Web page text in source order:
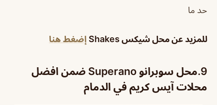
حد ما
للمزيد عن محل شيكس Shakes إضغط هنا
9.
محل سوبرانو Superano ضمن افضل
محلات آيس كريم في الدمام